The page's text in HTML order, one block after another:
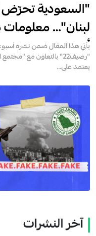
"السعودية
لبنان"…
أسبوع
يأتي هذا المقال ضمن نشرة
"رصيف22" بالتعاون مع
يعتمد على...
آخر النشرات